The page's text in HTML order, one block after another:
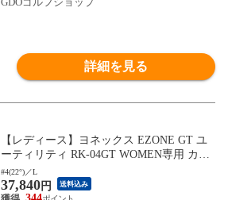
詳細を見る
【レディース】ヨネックス EZONE GT ユ
ーティリティ RK-04GT WOMEN専用 カー
ボンシャフト 2024年モデル [YONEX EZO
NE GT][イーゾーンジーティー]
#4(22°)／L
37,840円 送料込み